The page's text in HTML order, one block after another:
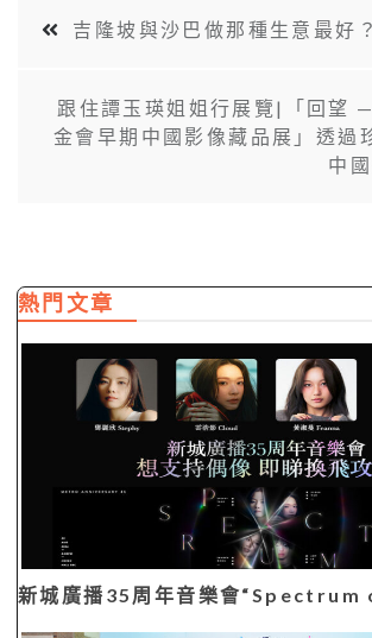
吉隆坡與沙巴做那種生意最好？
跟住譚玉瑛姐姐行展覽|「回望
金會早期中國影像藏品展」透過
中
熱門文章
新城廣播35周年音樂會“Spectrum